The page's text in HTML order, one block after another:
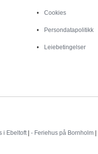
Cookies
Persondatapolitikk
Leiebetingelser
i Ebeltoft | - Feriehus på Bornholm |